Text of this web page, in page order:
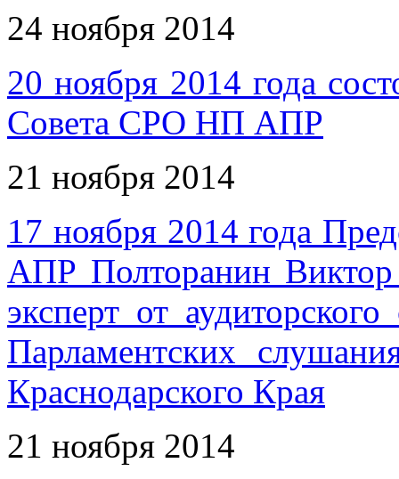
24 ноября 2014
20 ноября 2014 года
Совета СРО НП АПР
21 ноября 2014
17 ноября 2014 года
АПР Полторанин Виктор
эксперт от
Парламентских
Краснодарского Края
21 ноября 2014